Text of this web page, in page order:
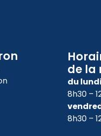
de la
du
8h30 –
8h30 –